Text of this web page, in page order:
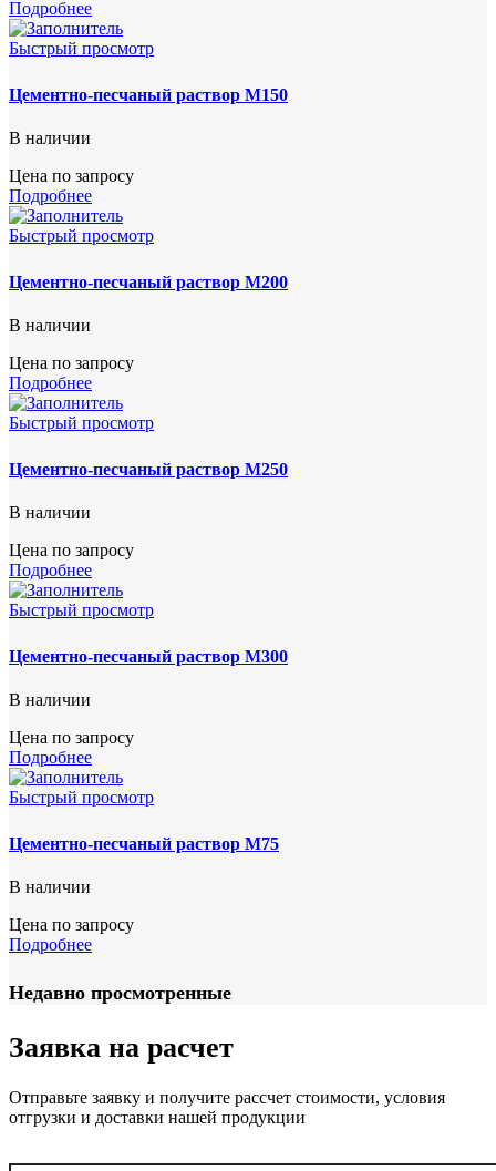
Подробнее
Быстрый просмотр
Цементно-песчаный раствор М150
В наличии
Цена по запросу
Подробнее
Быстрый просмотр
Цементно-песчаный раствор М200
В наличии
Цена по запросу
Подробнее
Быстрый просмотр
Цементно-песчаный раствор М250
В наличии
Цена по запросу
Подробнее
Быстрый просмотр
Цементно-песчаный раствор М300
В наличии
Цена по запросу
Подробнее
Быстрый просмотр
Цементно-песчаный раствор М75
В наличии
Цена по запросу
Подробнее
Недавно просмотренные
Заявка на расчет
Отправьте заявку и получите рассчет стоимости, условия
отгрузки и доставки нашей продукции